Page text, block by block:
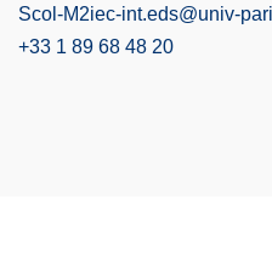
Scol-M2iec-int.eds@univ-
+33 1 89 68 48 20